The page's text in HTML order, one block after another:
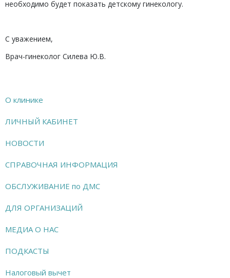
необходимо будет показать детскому гинекологу.
С уважением,
Врач-гинеколог Силева Ю.В.
О клинике
ЛИЧНЫЙ КАБИНЕТ
НОВОСТИ
СПРАВОЧНАЯ ИНФОРМАЦИЯ
ОБСЛУЖИВАНИЕ по ДМС
ДЛЯ ОРГАНИЗАЦИЙ
МЕДИА О НАС
ПОДКАСТЫ
Налоговый вычет